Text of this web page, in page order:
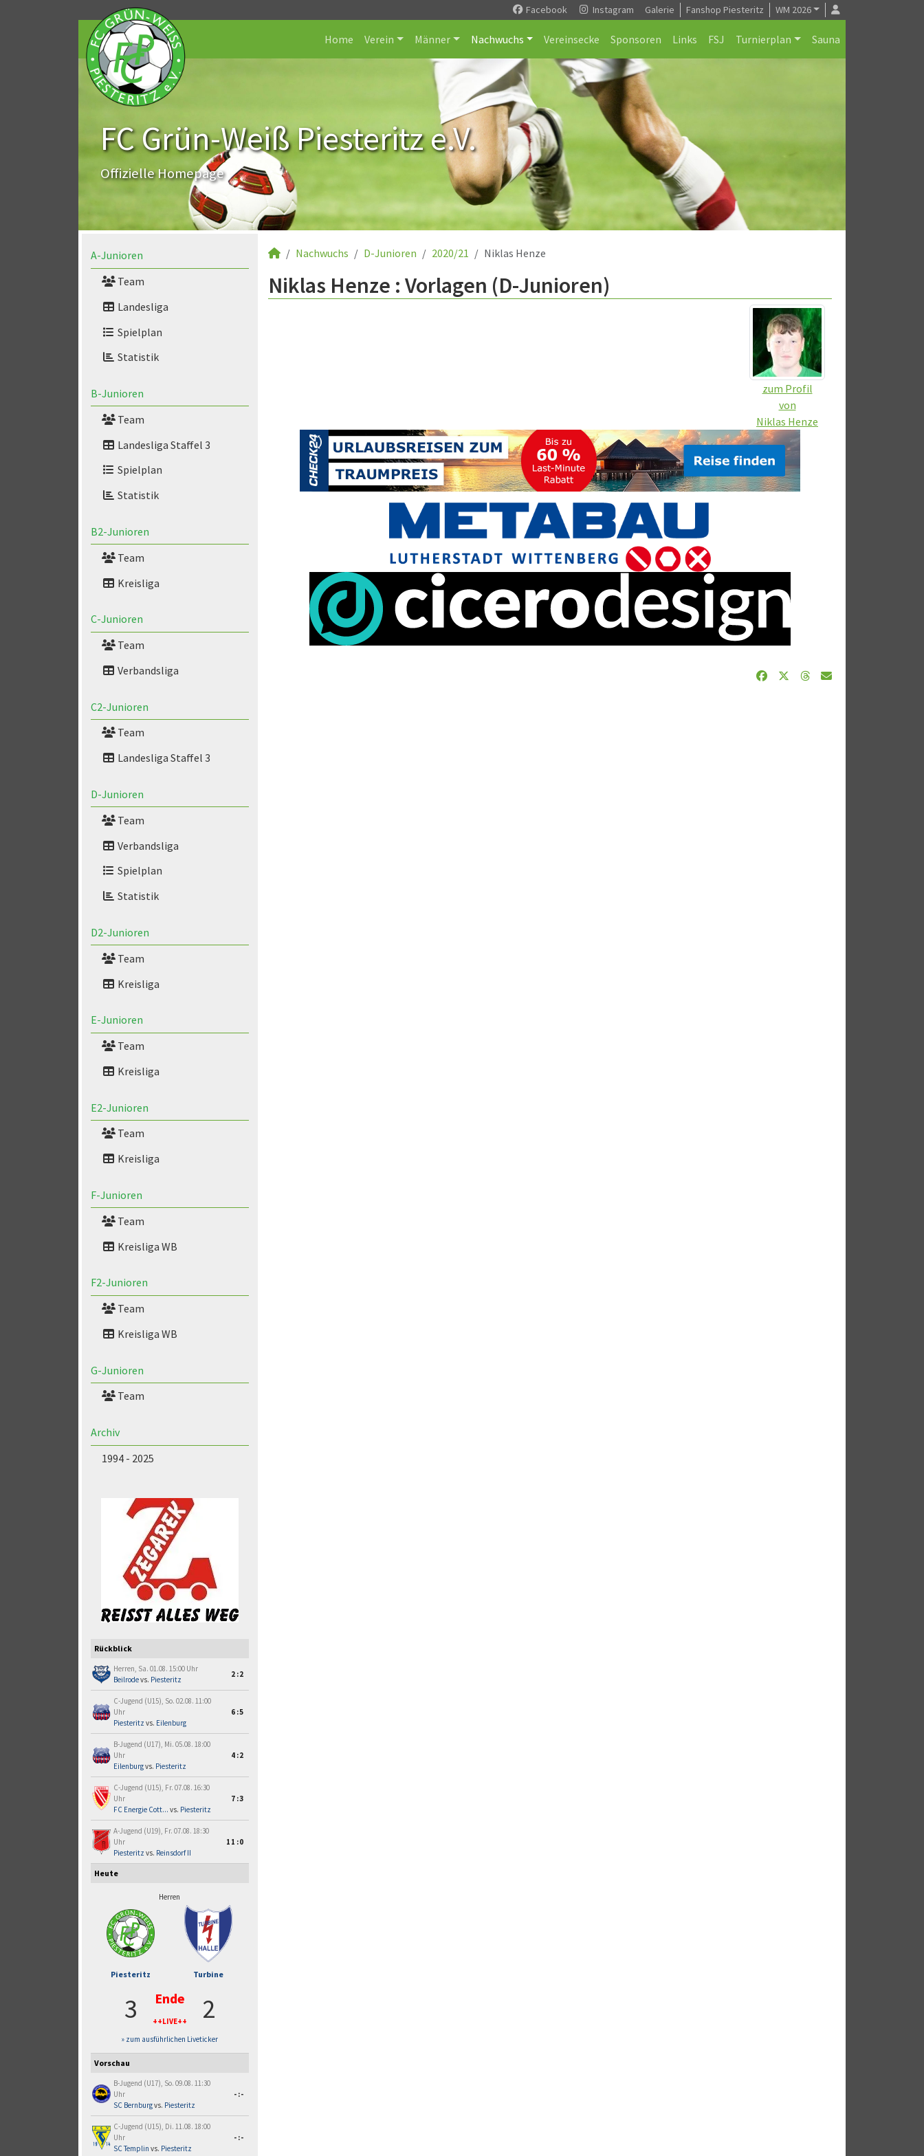
Facebook Instagram Galerie Fanshop Piesteritz WM 2026
Home Verein Männer Nachwuchs Vereinsecke Sponsoren Links FSJ Turnierplan Sauna
FC Grün-Weiß Piesteritz e.V.
Offizielle Homepage
A-Junioren
Team
Landesliga
Spielplan
Statistik
B-Junioren
Team
Landesliga Staffel 3
Spielplan
Statistik
B2-Junioren
Team
Kreisliga
C-Junioren
Team
Verbandsliga
C2-Junioren
Team
Landesliga Staffel 3
D-Junioren
Team
Verbandsliga
Spielplan
Statistik
D2-Junioren
Team
Kreisliga
E-Junioren
Team
Kreisliga
E2-Junioren
Team
Kreisliga
F-Junioren
Team
Kreisliga WB
F2-Junioren
Team
Kreisliga WB
G-Junioren
Team
Archiv
1994 - 2025
Rückblick
Herren, Sa. 01.08. 15:00 Uhr
Beilrodevs. Piesteritz
2:2
C-Jugend (U15), So. 02.08. 11:00
Uhr
Piesteritz vs. Eilenburg
6:5
B-Jugend (U17), Mi. 05.08. 18:00
Uhr
Eilenburgvs. Piesteritz
4:2
C-Jugend (U15), Fr. 07.08. 16:30
Uhr
FC Energie Cott... vs. Piesteritz
7:3
A-Jugend (U19), Fr. 07.08. 18:30
Uhr
Piesteritz vs. Reinsdorf II
11:0
Heute
Herren
Piesteritz Turbine
3 Ende
++LIVE++ 2
» zum ausführlichen Liveticker
Vorschau
B-Jugend (U17), So. 09.08. 11:30
Uhr
SC Bernburgvs. Piesteritz
-:-
C-Jugend (U15), Di. 11.08. 18:00
Uhr
SC Templin vs. Piesteritz
-:-
Nachwuchs D-Junioren 2020/21 Niklas Henze
Niklas Henze : Vorlagen (D-Junioren)
zum Profil
von
Niklas Henze